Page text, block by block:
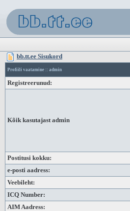
bb.tt.ee Sisukord
Profiili vaatamine :: admin
Registreerunud:
Kõik kasutajast admin
Postitusi kokku:
e-posti aadress:
Veebileht:
ICQ Number:
AIM Aadress: